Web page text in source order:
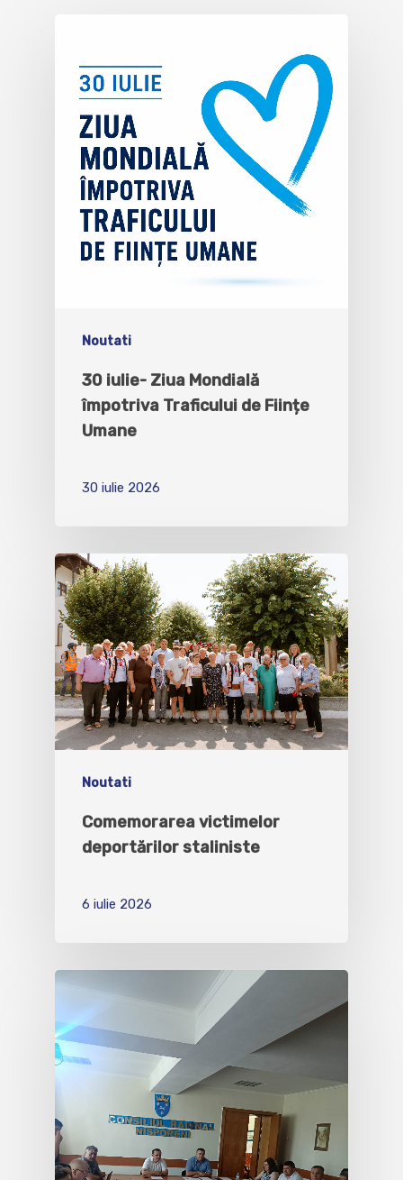
Noutati
30 iulie- Ziua Mondială
împotriva Traficului de Ființe
Umane
30 iulie 2026
Noutati
Comemorarea victimelor
deportărilor staliniste
6 iulie 2026